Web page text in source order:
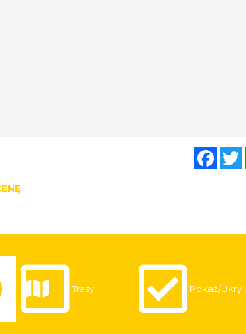
Trasy Pokaż/